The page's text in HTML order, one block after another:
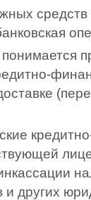
и других